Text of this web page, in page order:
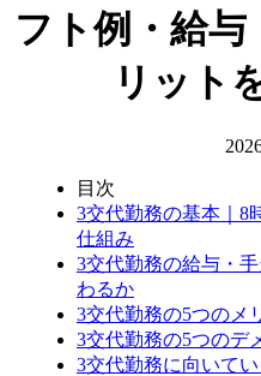
フト例・給与
リット
目次
3交代勤務の基本｜8
仕組み
3交代勤務の給与・
わるか
3交代勤務の5つのメ
3交代勤務の5つのデ
3交代勤務に向いて